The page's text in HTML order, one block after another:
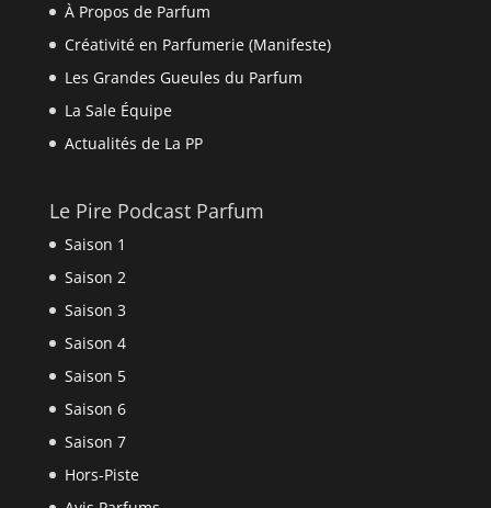
À Propos de Parfum
Créativité en Parfumerie (Manifeste)
Les Grandes Gueules du Parfum
La Sale Équipe
Actualités de La PP
Le Pire Podcast Parfum
Saison 1
Saison 2
Saison 3
Saison 4
Saison 5
Saison 6
Saison 7
Hors-Piste